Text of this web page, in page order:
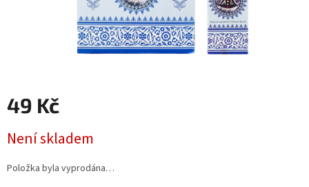
49 Kč
Není skladem
Položka byla vyprodána…